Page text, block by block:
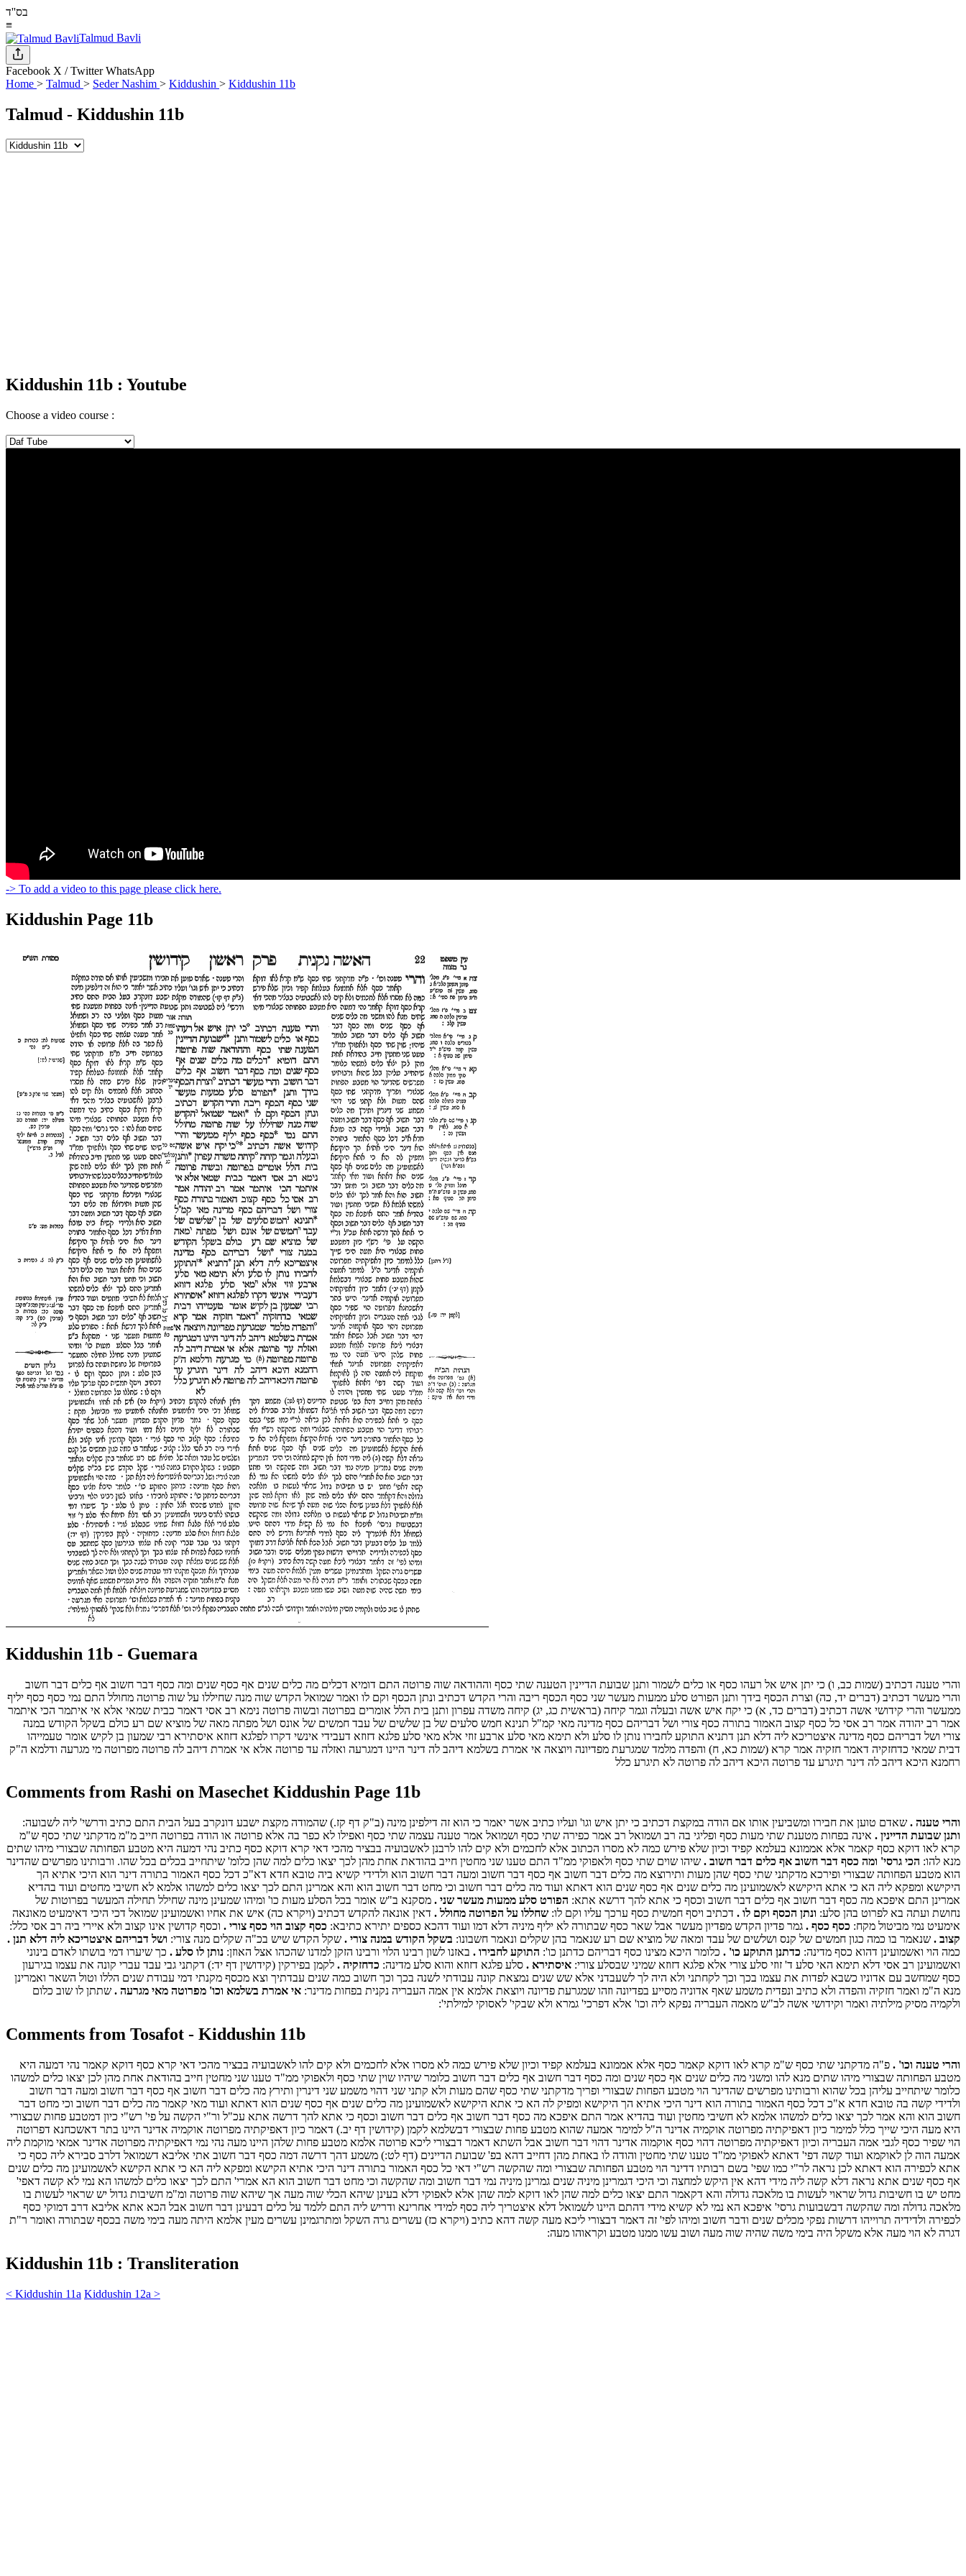
בס''ד
≡
Talmud Bavli
Facebook X / TwitterWhatsApp
Home > Talmud > Seder Nashim > Kiddushin > Kiddushin 11b
Talmud - Kiddushin 11b
Kiddushin 11b : Youtube
Choose a video course :
-> To add a video to this page please click here.
Kiddushin Page 11b
Kiddushin 11b - Guemara
והרי טענה דכתיב (שמות כב, ו) כי יתן איש אל רעהו כסף או כלים לשמור ותנן שבועת הדיינין הטענה שתי כסף וההודאה שוה פרוטה התם דומיא דכלים מה כלים שנים אף כסף שנים ומה כסף דבר חשוב אף כלים דבר חשוב
והרי מעשר דכתיב (דברים יד, כה) וצרת הכסף בידך ותנן הפורט סלע ממעות מעשר שני כסף הכסף ריבה והרי הקדש דכתיב ונתן הכסף וקם לו ואמר שמואל הקדש שוה מנה שחיללו על שוה פרוטה מחולל התם נמי כסף כסף יליף
ממעשר והרי קידושי אשה דכתיב (דברים כד, א) כי יקח איש אשה ובעלה וגמר קיחה (בראשית כג, יג) קיחה משדה עפרון ותנן בית הלל אומרים בפרוטה ובשוה פרוטה נימא רב אסי דאמר כבית שמאי אלא אי איתמר הכי איתמר
אמר רב יהודה אמר רב אסי כל כסף קצוב האמור בתורה כסף צורי ושל דבריהם כסף מדינה מאי קמ"ל תנינא חמש סלעים של בן שלשים של עבד חמשים של אונס ושל מפתה מאה של מוציא שם רע כולם בשקל הקודש במנה
צורי ושל דבריהם כסף מדינה איצטריכא ליה דלא תנן דתניא התוקע לחבירו נותן לו סלע ולא תימא מאי סלע ארבע זוזי אלא מאי סלע פלגא דזוזא דעבידי אינשי דקרו לפלגא דזוזא איסתירא רבי שמעון בן לקיש אומר טעמייהו
דבית שמאי כדחזקיה דאמר חזקיה אמר קרא (שמות כא, ח) והפדה מלמד שמגרעת מפדיונה ויוצאה אי אמרת בשלמא דיהב לה דינר היינו דמגרעה ואזלה עד פרוטה אלא אי אמרת דיהב לה פרוטה מפרוטה מי מגרעה ודלמא ה"ק
רחמנא היכא דיהב לה דינר תיגרע עד פרוטה היכא דיהב לה פרוטה לא תיגרע כלל
Comments from Rashi on Masechet Kiddushin Page 11b
והרי טענה . שאדם טוען את חבירו ומשביעין אותו אם הודה במקצת דכתיב כי יתן איש וגו' ועליו כתיב אשר יאמר כי הוא זה דילפינן מינה (ב"ק דף קז.) שהמודה מקצת ישבע דונקרב בעל הבית התם כתיב ודרשי' ליה לשבועה:
ותנן שבועת הדיינין . אינה בפחות מטענת שתי מעות כסף ופליגי בה רב ושמואל רב אמר כפירה שתי כסף ושמואל אמר טענה עצמה שתי כסף ואפילו לא כפר בה אלא פרוטה או הודה בפרוטה חייב מ"מ מדקתני שתי כסף ש"מ
קרא לאו דוקא כסף קאמר אלא אממונא בעלמא קפיד וכיון שלא פירש כמה לא מסרו הכתוב אלא לחכמים ולא קים להו לרבנן לאשבועיה בבציר מהכי דאי קרא דוקא כסף כתיב נהי דמעה היא מטבע הפחותה שבצורי מיהו שתים
מנא להו: הכי גרסי' ומה כסף דבר חשוב אף כלים דבר חשוב . שיהו שוים שתי כסף ולאפוקי ממ"ד התם טענו שני מחטין חייב בהודאת אחת מהן לכך יצאו כלים למה שהן כלומ' שיתחייב בכלים בכל שהו. ורבותינו מפרשים שהדינר
הוא מטבע הפחותה שבצורי ופירכא מדקתני שתי כסף שהן מעות ותירוצא מה כלים דבר חשוב אף כסף דבר חשוב ומעה דבר חשוב הוא ולדידי קשיא ביה טובא חדא דא"כ דכל כסף האמור בתורה דינר הוא היכי אתיא הך
היקישא ומפקא ליה הא כי אתא היקישא לאשמועינן מה כלים שנים אף כסף שנים הוא דאתא ועוד מה כלים דבר חשוב וכי מחט דבר חשוב הוא והא אמרינן התם לכך יצאו כלים למשהו אלמא לא חשיבי מחטים ועוד בהדיא
אמרינן התם איפכא מה כסף דבר חשוב אף כלים דבר חשוב וכסף כי אתא להך דרשא אתא: הפורט סלע ממעות מעשר שני . מסקנא ב"ש אומר בכל הסלע מעות כו' ומיהו שמעינן מינה שחילל תחילה המעשר בפרוטות של
נחושת ועתה בא לפרוט בהן סלע: ונתן הכסף וקם לו . דכתיב ויסף חמשית כסף ערכך עליו וקם לו: שחללו על הפרוטה מחולל . דאין אונאה להקדש דכתיב (ויקרא כה) איש את אחיו ואשמועינן שמואל דכי היכי דאימעיט מאונאה
אימעיט נמי מביטול מקח: כסף כסף . גמר פדיון הקדש מפדיון מעשר אבל שאר כסף שבתורה לא יליף מיניה דלא דמו ועוד דהכא כספים יתירא כתיבא: כסף קצוב הוי כסף צורי . וכסף קדושין אינו קצוב ולא איירי ביה רב אסי כלל:
קצוב . שנאמר בו כמה כגון חמשים של קנס ושלשים של עבד ומאה של מוציא שם רע שנאמר בהן שקלים ונאמר חשבונו: בשקל הקודש במנה צורי . שקל הקדש שיש בכ"ה שקלים מנה צורי: ושל דבריהם איצטריכא ליה דלא תנן .
כמה הוי ואשמועינן דהוא כסף מדינה: כדתנן התוקע כו' . כלומר היכא מצינו כסף דבריהם כדתנן כו': התוקע לחבירו . באזנו לשון רבינו הלוי ורבינו הזקן למדנו שהכהו אצל האוזן: נותן לו סלע . כך שיערו דמי בושתו לאדם בינוני
ואשמועינן רב אסי דלא תימא האי סלע ד' זוזי סלע צורי אלא פלגא דזוזא שמיני שבסלע צורי: איסתירא . סלע פלגא דזוזא והוא סלע מדינה: כדחזקיה . לקמן בפירקין (קידושין דף יד:) דקתני גבי עבד עברי קונה את עצמו בגירעון
כסף שמחשב עם אדוניו כשבא לפדות את עצמו בכך וכך לקחתני ולא היה לך לשעבדני אלא שש שנים נמצאת קונה עבודתי לשנה בכך וכך חשוב כמה שנים עבדתיך וצא מכסף מקנתי דמי עבודת שנים הללו וטול השאר ואמרינן
מנא ה"מ ואמר חזקיה והפדה ולא כתיב ונפדית משמע שאף אדוניה מסייע בפדיונה וזהו שמגרעת פדיונה ויוצאת אלמא אין אמה העבריה נקנית בפחות מדינר: אי אמרת בשלמא וכו' מפרוטה מאי מגרעה . שתתן לו שוב כלום
ולקמיה מסיק מילתיה ואמר וקידושי אשה לב"ש מאמה העבריה נפקא ליה וכו' אלא דפרכי' גמרא ולא שבקי' לאסוקי למילתי':
Comments from Tosafot - Kiddushin 11b
והרי טענה וכו' . פ"ה מדקתני שתי כסף ש"מ קרא לאו דוקא קאמר כסף אלא אממונא בעלמא קפיד וכיון שלא פירש כמה לא מסרו אלא לחכמים ולא קים להו לאשבועיה בבציר מהכי דאי קרא כסף דוקא קאמר נהי דמעה היא
מטבע הפחותה שבצורי מיהו שתים מנא להו ומשני מה כלים שנים אף כסף שנים ומה כסף דבר חשוב אף כלים דבר חשוב כלומר שיהיו שוין שתי כסף ולאפוקי ממ"ד טענו שני מחטין חייב בהודאת אחת מהן לכן יצאו כלים למשהו
כלומר שיתחייב עליהן בכל שהוא ורבותינו מפרשים שהדינר הוי מטבע הפחות שבצורי ופריך מדקתני שתי כסף שהם מעות ולא קתני שני דהוי משמע שני דינרין ותירץ מה כלים דבר חשוב אף כסף דבר חשוב ומעה דבר חשוב
ולדידי קשה בה טובא חדא א"כ דכל כסף האמור בתורה הוא דינר היכי אתיא הך היקישא ומפיק לה הא כי אתא היקישא לאשמועינן מה כלים שנים אף כסף שנים הוא דאתא ועוד מאי קאמר מה כלים דבר חשוב וכי מחט דבר
חשוב הוא והא אמר לכך יצאו כלים למשהו אלמא לא חשיבי מחטין ועוד בהדיא אמר התם איפכא מה כסף דבר חשוב אף כלים דבר חשוב וכסף כי אתא להך דרשה אתא עכ"ל ור"י הקשה על פי' רש"י כיון דמטבע פחות שבצורי
היא מעה היכי שייך כלל למימר כיון דאפיקתיה מפרוטה אוקמיה אדינר ה"ל למימר אמעה שהוא מטבע פחות שבצורי דבשלמא לקמן (קידושין דף יב.) דאמר כיון דאפיקתיה מפרוטה אוקמיה אדינר היינו בתר דאשכחנא דפרוטה
הוי שפיר כסף לגבי אמה העבריה וכיון דאפיקתיה מפרוטה דהוי כסף אוקמוה אדינר דהוי דבר חשוב אבל השתא דאמר דבצורי ליכא פרוטה אלמא מטבע פחות שלהן היינו מעה נהי נמי דאפיקתיה מפרוטה אדינר אמאי מוקמת ליה
אמעה הוה לן לאוקמא ועוד קשה דפי' דאתא לאפוקי ממ"ד טענו שתי מחטין והודה לו באחת מהן דחייב דהא בפ' שבועת הדיינים (דף לט:) משמע דהך דרשה דמה כסף דבר חשוב אתי אליבא דשמואל דלרב סבירא ליה כסף כי
אתא לכפירה הוא דאתא לכן נראה לר"י כמו שפי' בשם רבותיו דדינר הוי מטבע הפחותה שבצורי ומה שהקשה רש"י דאי כל כסף האמור בתורה דינר היכי אתיא הקישא ומפקא ליה הא כי אתא הקישא לאשמועינן מה כלים שנים
אף כסף שנים אתא נראה דלא קשה ליה מידי דהא אין היקש למחצה וכי היכי דגמרינן מיניה שנים גמרינן מיניה נמי דבר חשוב ומה שהקשה וכי מחט דבר חשוב הוא הא אמרי' התם לכך יצאו כלים למשהו הא נמי לא קשה דאפי'
מחט יש בו חשיבות גדול שראוי לעשות בו מלאכה גדולה והא דקאמר התם יצאו כלים למה שהן לאו דוקא למה שהן אלא לאפוקי דלא בעינן שיהא הכלי שוה מעה אך שיהא שוה פרוטה ומ"מ חשיבות גדול יש שראוי לעשות בו
מלאכה גדולה ומה שהקשה דבשבועות גרסי' איפכא הא נמי לא קשיא מידי דהתם היינו לשמואל דלא איצטריך ליה כסף למידי אחרינא ודריש ליה התם ללמד על כלים דבעינן דבר חשוב אבל הכא אתא אליבא דרב דמוקי כסף
לכפירה ולדידיה תרוייהו דרשות נפקי מכלים שנים ודבר חשוב ומיהו לפי' זה דאמר דבצורי ליכא מעה קשה דהא כתיב (ויקרא כז) עשרים גרה השקל ומתרגמינן עשרים מעין אלמא היתה מעה בימי משה בכסף שבתורה ואומר ר"ת
דגרה לא הוי מעה אלא משקל היה בימי משה שהיה שוה מעה ושוב עשו ממנו מטבע וקראוהו מעה:
Kiddushin 11b : Transliteration
< Kiddushin 11a Kiddushin 12a >